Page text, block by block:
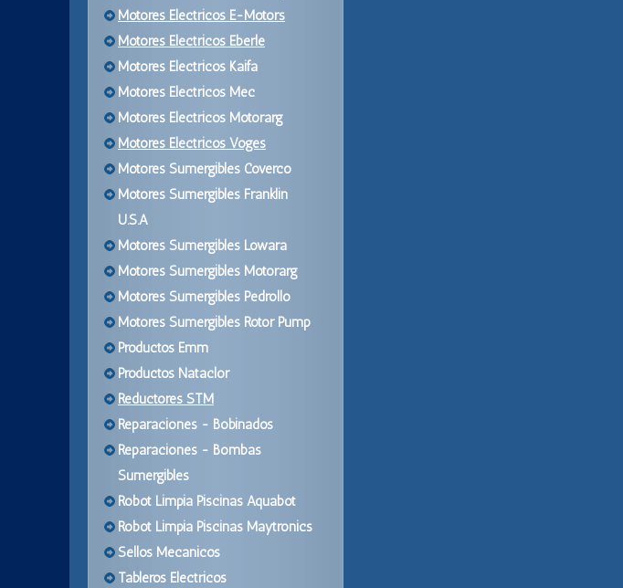
Motores Electricos E-Motors
Motores Electricos Eberle
Motores Electricos Kaifa
Motores Electricos Mec
Motores Electricos Motorarg
Motores Electricos Voges
Motores Sumergibles Coverco
Motores Sumergibles Franklin
U.S.A
Motores Sumergibles Lowara
Motores Sumergibles Motorarg
Motores Sumergibles Pedrollo
Motores Sumergibles Rotor Pump
Productos Emm
Productos Nataclor
Reductores STM
Reparaciones - Bobinados
Reparaciones - Bombas
Sumergibles
Robot Limpia Piscinas Aquabot
Robot Limpia Piscinas Maytronics
Sellos Mecanicos
Tableros Electricos